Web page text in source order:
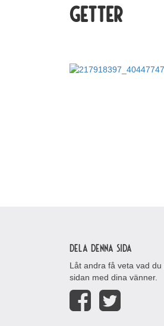
Getter
Dela denna sida
Låt andra få veta vad
sidan med dina vänner.